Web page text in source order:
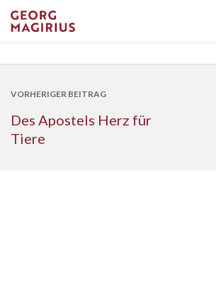
VORHERIGER BEITRAG
Des Apostels Herz für
Tiere